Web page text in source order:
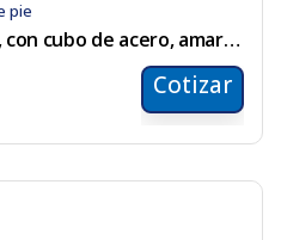
pie
Bota de 16″ dieléctrica II, con cubo de acero, amarilla
Cotizar